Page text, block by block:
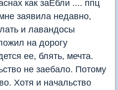
как заЁбли .... ппц
заявила недавно,
и лавандосы
на дорогу
ее, блять, мечта.
не заебало. Потому
Хотя и начальство